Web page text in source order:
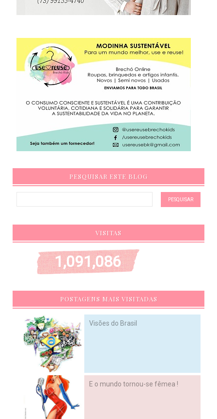
PESQUISAR ESTE BLOG
VISITAS
1,091,086
POSTAGENS MAIS VISITADAS
Visões do Brasil
E o mundo tornou-se fêmea !